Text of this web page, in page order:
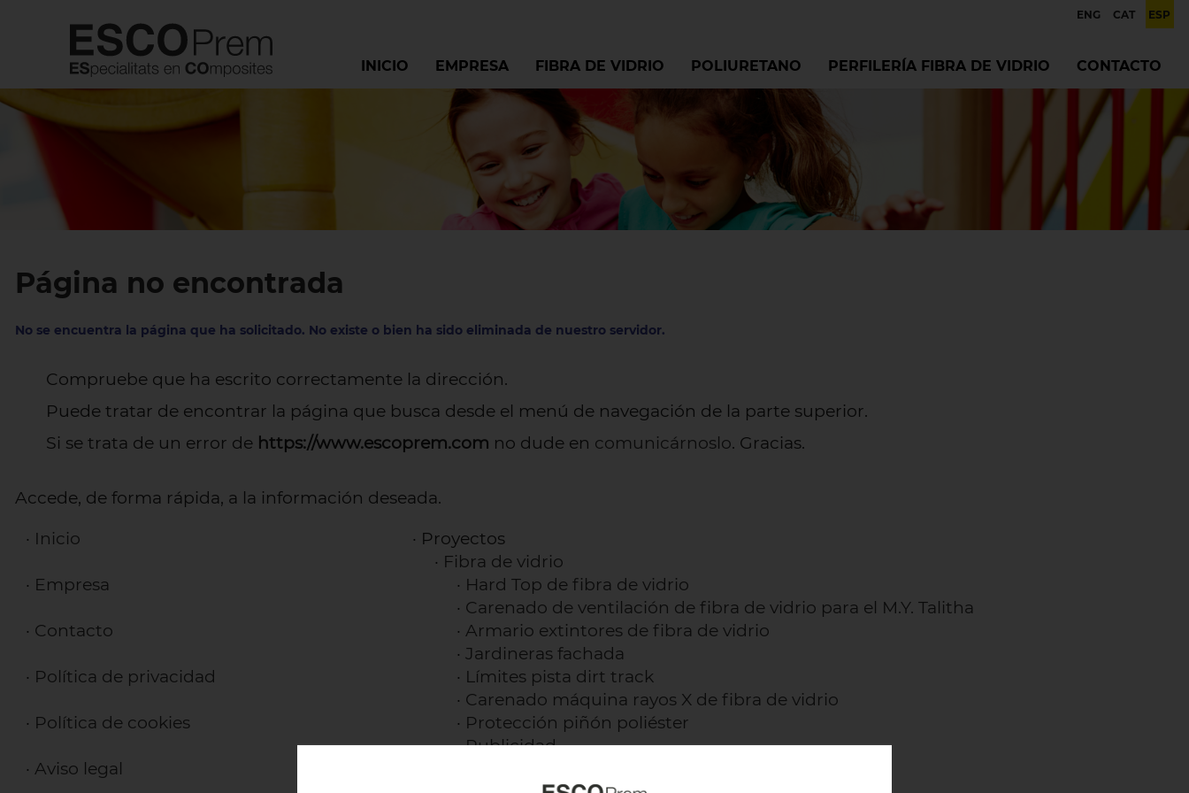
ENG CAT ESP
INICIO EMPRESA FIBRA DE VIDRIO POLIURETANO PERFILERÍA FIBRA DE VIDRIO CONTACTO
Página no encontrada
No se encuentra la página que ha solicitado. No existe o bien ha sido eliminada de nuestro servidor.
Compruebe que ha escrito correctamente la dirección.
Puede tratar de encontrar la página que busca desde el menú de navegación de la parte superior.
Si se trata de un error de https://www.escoprem.com no dude en comunicárnoslo. Gracias.
Accede, de forma rápida, a la información deseada.
· Inicio
· Empresa
· Contacto
· Política de privacidad
· Política de cookies
·Aviso legal
· Proyectos
· Fibra de vidrio
· Hard Top de fibra de vidrio
· Carenado de ventilación de fibra de vidrio para el M.Y. Talitha
· Armario extintores de fibra de vidrio
· Jardineras fachada
· Límites pista dirt track
· Carenado máquina rayos X de fibra de vidrio
· Protección piñón poliéster
·Publicidad